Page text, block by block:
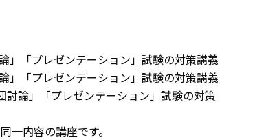
「プレゼンテーション」試験の対策講義
「プレゼンテーション」試験の対策講義
論」「プレゼンテーション」試験の対策
一内容の講座です。